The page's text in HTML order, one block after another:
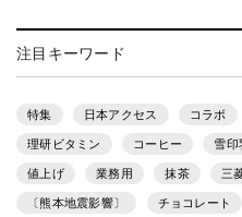
注目キーワード
特集 日本アクセス コラボ
理研ビタミン コーヒー 雪印
値上げ 業務用 抹茶 三
〔熊本地震影響〕 チョコレート